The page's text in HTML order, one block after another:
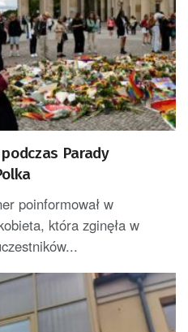
Parady
poinformował w
która zginęła w